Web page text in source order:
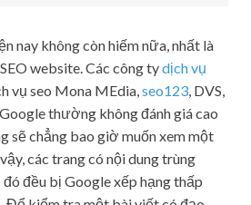
nay không còn hiếm nữa, nhất là
website. Các công tydịch vụ
vụ seo Mona MEdia, seo123 , DVS,
thường không đánh giá cao
sẽ chẳng bao giờ muốn xem một
các trang có nội dung trùng
đều bị Google xếp hạng thấp